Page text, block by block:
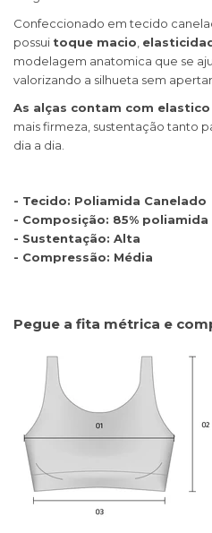
Confeccionado em tecido
possui toque macio
modelagem anatomica que se
valorizando a silhueta sem apertar.
As alças contam com
mais firmeza, sustentação tanto
dia a dia.
- Tecido: Poliamida Canelado
- Composição: 85% poliamida
- Sustentação: Alta
- Compressão: Média
Pegue a fita métrica e